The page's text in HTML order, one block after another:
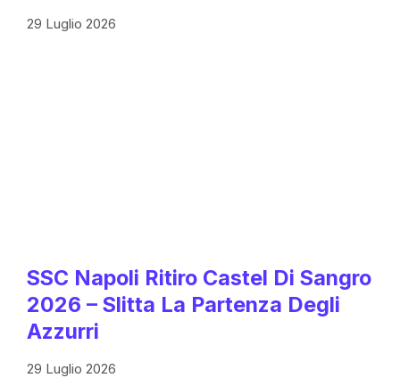
29 Luglio 2026
SSC Napoli Ritiro Castel Di Sangro
2026 – Slitta La Partenza Degli
Azzurri
29 Luglio 2026